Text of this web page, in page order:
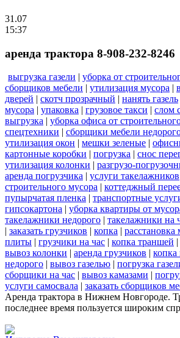
31.07
15:37
аренда трактора 8-908-232-8246
выгрузка газели | уборка от
сборщиков мебели | утилизация мусора |
дверей | скотч прозрачный | нанять газель
мусора | упаковка | грузовое такси | слом
выгрузка | уборка офиса от
спецтехники | сборщики мебели
утилизация окон | мешки зеленые |
картонные коробки | погрузка | снос
утилизация колонки | разгрузо-
аренда погрузчика | услуги такелажников
строительного мусора | коттеджный
пупырчатая пленка | транспортные
гипсокартона | уборка квартиры от
такелажники недорого | такелажники на
| заказать грузчиков | копка | расстановка
плиты | грузчики на час | копка траншей |
вывоз колонки | аренда грузчиков | копка
недорого | вывоз газелью | погрузка
сборщики на час | вывоз камазами |
услуги самосвала | заказать сборщиков
Аренда трактора в Нижнем Новгороде.
последнее время пользуется широким